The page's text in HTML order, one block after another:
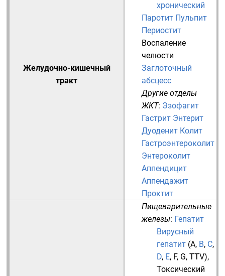
Желудочно-кишечный
тракт
хронический
Паротит Пульпит
Периостит
Воспаление
челюсти
Заглоточный
абсцесс
Другие отделы
ЖКТ: Эзофагит
Гастрит Энтерит
Дуоденит Колит
Гастроэнтероколит
Энтероколит
Аппендицит
Аппендажит
Проктит
Пищеварительные
железы: Гепатит
Вирусный
гепатит (A, B, C,
D, E, F, G, TTV),
Токсический